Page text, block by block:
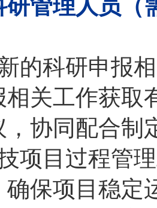
研管理人员（
的科研申报
相关工作获取
，协同配合制
项目过程管
保项目稳定